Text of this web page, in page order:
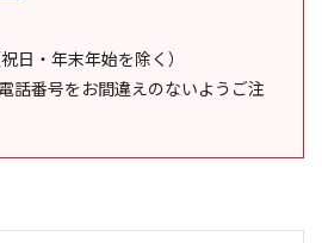
日・年末年始を除く）
話番号をお間違えのないようご注